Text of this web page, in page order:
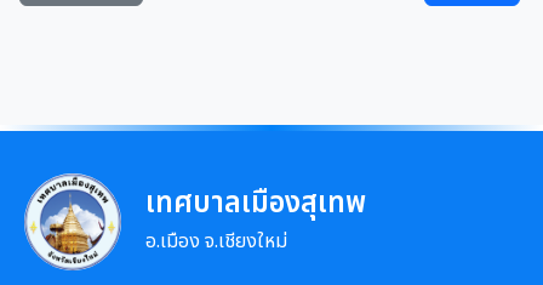
เทศบาลเมืองสุเทพ
อ.เมือง จ.เชียงใหม่